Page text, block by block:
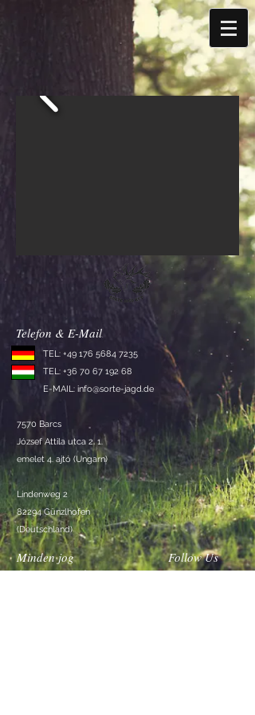
Telefon & E-Mail
TEL: +49 176 5684 7235
TEL: +36 70 67 192 68
E-MAIL: info@sorte-jagd.de
7570 Barcs
József Attila utca 2. 1.
emelet 4. ajtó (Ungarn)
Lindenweg 2
82294 Günzlhofen
(Deutschland)
Minden jog
fenntartva! 2023
Follow Us